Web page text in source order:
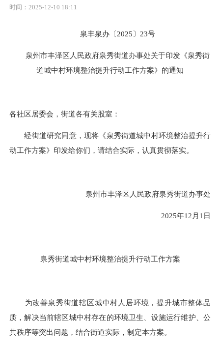
时间：2025-12-10 18:11
泉丰泉办〔2025〕23号
泉州市丰泽区人民政府泉秀街道办事处关于印发《泉秀街
道城中村环境整治提升行动工作方案》的通知
各社区居委会，街道各有关股室：
经街道研究同意，现将《泉秀街道城中村环境整治提升行
动工作方案》印发给你们，请结合实际，认真贯彻落实。
泉州市丰泽区人民政府泉秀街道办事处
2025年12月1日
泉秀街道城中村环境整治提升行动工作方案
为改善泉秀街道辖区城中村人居环境，提升城市整体品
质，解决当前辖区城中村存在的环境卫生、设施运行维护、公
共秩序等突出问题，结合街道实际，制定本方案。